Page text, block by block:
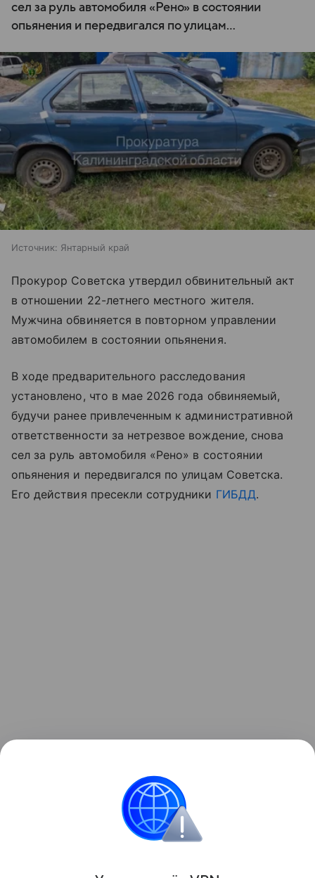
сел за руль автомобиля «Рено» в состоянии
опьянения и передвигался по улицам…
Источник: Янтарный край
Прокурор Советска утвердил обвинительный акт
в отношении 22-летнего местного жителя.
Мужчина обвиняется в повторном управлении
автомобилем в состоянии опьянения.
В ходе предварительного расследования
установлено, что в мае 2026 года обвиняемый,
будучи ранее привлеченным к административной
ответственности за нетрезвое вождение, снова
сел за руль автомобиля «Рено» в состоянии
опьянения и передвигался по улицам Советска.
Его действия пресекли сотрудники ГИБДД.
В ходе расследования на автомобиль наложен
арест. Уголовное дело направлено в Советский
городской суд для рассмотрения по существу.
Поделиться